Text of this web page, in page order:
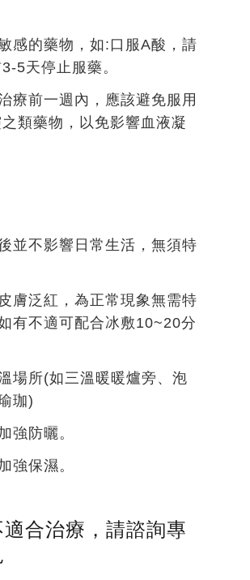
感的藥物，如:口服A酸，請
5天停止服藥。
療前一週內，應該避免服用
類藥物，以免影響血液凝
並不影響日常生活，無須特
膚泛紅，為正常現象無需特
有不適可配合冰敷10~20分
場所(如三溫暖暖爐旁、泡
珈)
強防曬。
強保濕。
適合治療，請諮詢專